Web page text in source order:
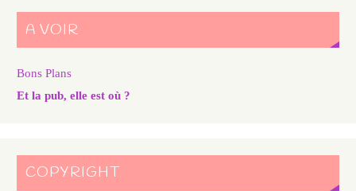
A VOIR
Bons Plans
Et la pub, elle est où ?
COPYRIGHT